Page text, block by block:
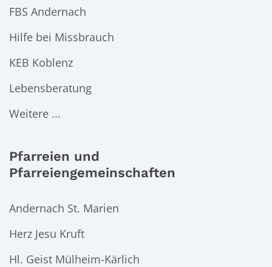
FBS Andernach
Hilfe bei Missbrauch
KEB Koblenz
Lebensberatung
Weitere ...
Pfarreien und
Pfarreiengemeinschaften
Andernach St. Marien
Herz Jesu Kruft
Hl. Geist Mülheim-Kärlich